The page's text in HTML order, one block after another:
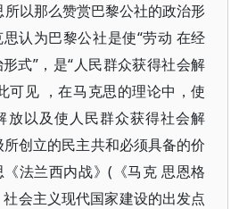
以那么赞赏巴黎公社的政治形
认为巴黎公社是使“劳动 在经
式”，是“人民群众获得社会解
可见 ，在马克思的理论中，使
放以及使人民群众获得社会解
创立的民主共和必须具备的价
法兰西内战》(《马克 思恩格
会主义现代国家建设的出发点